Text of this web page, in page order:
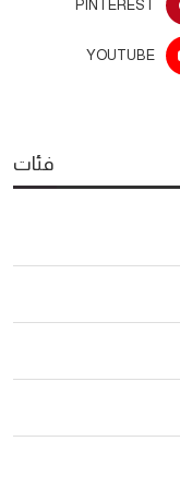
PINTEREST
YOUTUBE
فئات